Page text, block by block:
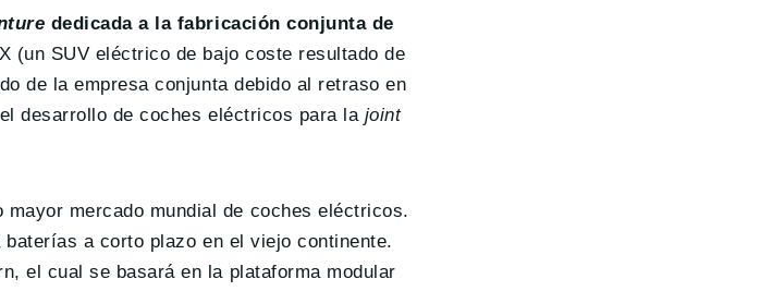
dedicada a la fabricación conjunta de
(un SUV eléctrico de bajo coste resultado de
de la empresa conjunta debido al retraso en
desarrollo de coches eléctricos para la joint
mercado mundial de coches eléctricos.
a corto plazo en el viejo continente.
el cual se basará en la plataforma modular